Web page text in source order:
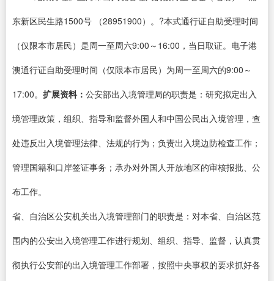
东新区民生路1500号 （28951900）。?本式通行证自助受理时间
（仅限本市居民）是周一至周六9:00～16:00，当日取证。电子港
澳通行证自助受理时间（仅限本市居民）为周一至周六的9:00～
17:00。 扩展资料： 公安部出入境管理局的职责是：研究拟定出入
境管理政策，组织、指导和监督外国人和中国公民出入境管理，查
处违反出入境管理法律、法规的行为；负责出入境边防检查工作；
管理国籍和口岸签证事务；承办对外国人开放地区的审核报批、公
布工作。
省、自治区公安机关出入境管理部门的职责是：对本省、自治区范
围内的公安出入境管理工作进行规划、组织、指导、监督，认真贯
彻执行公安部的出入境管理工作部署，按照中央事权的要求抓好各